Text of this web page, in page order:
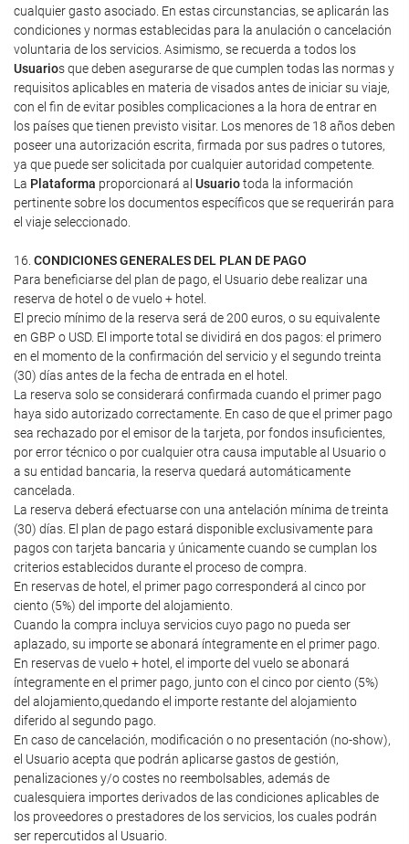
cualquier gasto asociado. En estas circunstancias, se aplicarán las
condiciones y normas establecidas para la anulación o cancelación
voluntaria de los servicios. Asimismo, se recuerda a todos los
Usuarios que deben asegurarse de que cumplen todas las normas y
requisitos aplicables en materia de visados antes de iniciar su viaje,
con el fin de evitar posibles complicaciones a la hora de entrar en
los países que tienen previsto visitar. Los menores de 18 años deben
poseer una autorización escrita, firmada por sus padres o tutores,
ya que puede ser solicitada por cualquier autoridad competente.
La Plataforma proporcionará al Usuariotoda la información
pertinente sobre los documentos específicos que se requerirán para
el viaje seleccionado.
16. CONDICIONES GENERALES DEL PLAN DE PAGO
Para beneficiarse del plan de pago, el Usuario debe realizar una
reserva de hotel o de vuelo + hotel.
El precio mínimo de la reserva será de 200 euros, o su equivalente
en GBP o USD. El importe total se dividirá en dos pagos: el primero
en el momento de la confirmación del servicio y el segundo treinta
(30) días antes de la fecha de entrada en el hotel.
La reserva solo se considerará confirmada cuando el primer pago
haya sido autorizado correctamente. En caso de que el primer pago
sea rechazado por el emisor de la tarjeta, por fondos insuficientes,
por error técnico o por cualquier otra causa imputable al Usuario o
a su entidad bancaria, la reserva quedará automáticamente
cancelada.
La reserva deberá efectuarse con una antelación mínima de treinta
(30) días. El plan de pago estará disponible exclusivamente para
pagos con tarjeta bancaria y únicamente cuando se cumplan los
criterios establecidos durante el proceso de compra.
En reservas de hotel, el primer pago corresponderá al cinco por
ciento (5%) del importe del alojamiento.
Cuando la compra incluya servicios cuyo pago no pueda ser
aplazado, su importe se abonará íntegramente en el primer pago.
En reservas de vuelo + hotel, el importe del vuelo se abonará
íntegramente en el primer pago, junto con el cinco por ciento (5%)
del alojamiento,quedando el importe restante del alojamiento
diferido al segundo pago.
En caso de cancelación, modificación o no presentación (no-show),
el Usuario acepta que podrán aplicarse gastos de gestión,
penalizaciones y/o costes no reembolsables, además de
cualesquiera importes derivados de las condiciones aplicables de
los proveedores o prestadores de los servicios, los cuales podrán
ser repercutidos al Usuario.